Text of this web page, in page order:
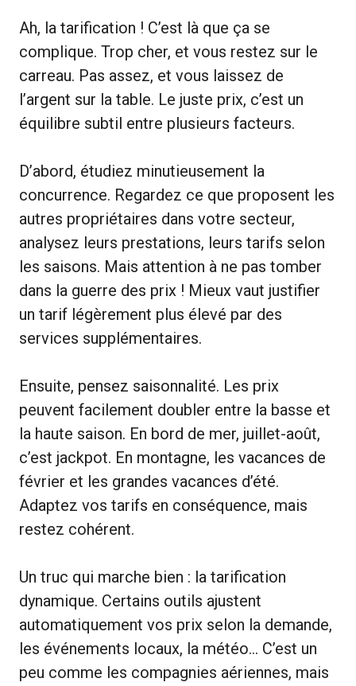
Ah, la tarification ! C’est là que ça se
complique. Trop cher, et vous restez sur le
carreau. Pas assez, et vous laissez de
l’argent sur la table. Le juste prix, c’est un
équilibre subtil entre plusieurs facteurs.
D’abord, étudiez minutieusement la
concurrence. Regardez ce que proposent les
autres propriétaires dans votre secteur,
analysez leurs prestations, leurs tarifs selon
les saisons. Mais attention à ne pas tomber
dans la guerre des prix ! Mieux vaut justifier
un tarif légèrement plus élevé par des
services supplémentaires.
Ensuite, pensez saisonnalité. Les prix
peuvent facilement doubler entre la basse et
la haute saison. En bord de mer, juillet-août,
c’est jackpot. En montagne, les vacances de
février et les grandes vacances d’été.
Adaptez vos tarifs en conséquence, mais
restez cohérent.
Un truc qui marche bien : la tarification
dynamique. Certains outils ajustent
automatiquement vos prix selon la demande,
les événements locaux, la météo… C’est un
peu comme les compagnies aériennes, mais